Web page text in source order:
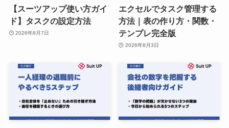
【スーツアップ使い方ガイ
ド】タスクの設定方法
2026年8月7日
エクセルでタスク管理する
方法｜表の作り方・関数・
テンプレ完全版
2026年8月3日